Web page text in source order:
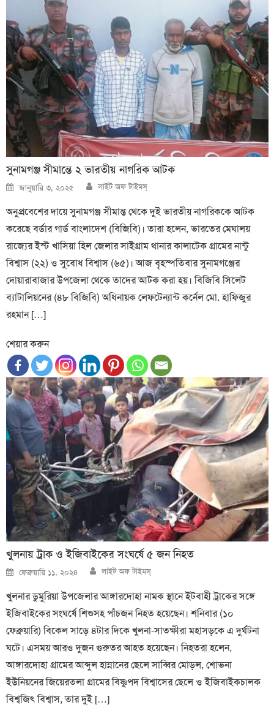
সুনামগঞ্জ সীমান্তে ২ ভারতীয় নাগরিক আটক
Posted
on
জানুয়ারি ৩, ২০২৫ Author
লাইট অফ টাইমস্
অনুপ্রবেশের দায়ে সুনামগঞ্জ সীমান্ত থেকে দুই ভারতীয় নাগরিককে আটক
করেছে বর্ডার গার্ড বাংলাদেশ (বিজিবি)। তারা হলেন, ভারতের মেঘালয়
রাজ্যের ইস্ট খাসিয়া হিল জেলার সাইগ্রাম থানার কালাটেক গ্রামের নান্টু
বিশ্বাস (২২) ও সুবোধ বিশ্বাস (৬৫)। আজ বৃহস্পতিবার সুনামগঞ্জের
দোয়ারাবাজার উপজেলা থেকে তাদের আটক করা হয়। বিজিবি সিলেট
ব্যাটালিয়নের (৪৮ বিজিবি) অধিনায়ক লেফটেন্যান্ট কর্নেল মো. হাফিজুর
রহমান […]
শেয়ার করুন
খুলনায় ট্রাক ও ইজিবাইকের সংঘর্ষে ৫ জন নিহত
Posted
on
ফেব্রুয়ারি ১১, ২০২৪ Author
লাইট অফ টাইমস্
খুলনার ডুমুরিয়া উপজেলার আঙ্গারদোহা নামক স্থানে ইটবাহী ট্রাকের সঙ্গে
ইজিবাইকের সংঘর্ষে শিশুসহ পাঁচজন নিহত হয়েছেন। শনিবার (১০
ফেব্রুয়ারি) বিকেল সাড়ে ৪টার দিকে খুলনা-সাতক্ষীরা মহাসড়কে এ দুর্ঘটনা
ঘটে। এসময় আরও দুজন গুরুতর আহত হয়েছেন। নিহতরা হলেন,
আঙ্গারদোহা গ্রামের আব্দুল হান্নানের ছেলে সাব্বির মোড়ল, শোভনা
ইউনিয়নের জিয়েরতলা গ্রামের বিষ্ণুপদ বিশ্বাসের ছেলে ও ইজিবাইকচালক
বিশ্বজিৎ বিশ্বাস, তার দুই […]